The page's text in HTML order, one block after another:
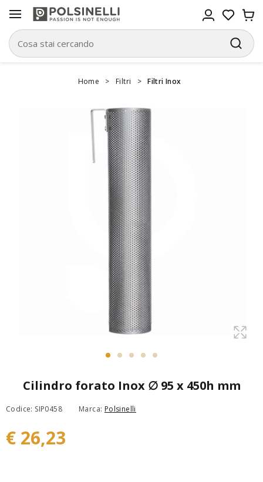
Home > Filtri > Filtri Inox
Cilindro forato Inox ∅ 95 x 450h mm
Codice: SIP0458 Marca: Polsinelli
€ 26,23